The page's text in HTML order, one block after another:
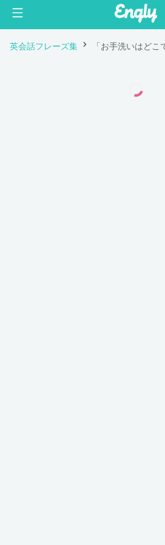
英会話フレーズ集